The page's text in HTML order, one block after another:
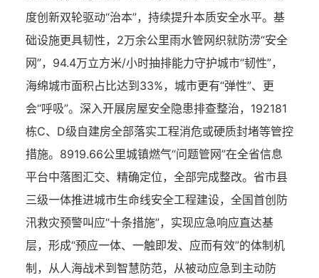
度创新双轮驱动“治本”，持续提升本质安全水平。基
础设施更具韧性，2万余公里雨水管网织就防涝“安全
网”，94.4万立方米/小时抽排能力守护城市“韧性”，
海绵城市面积占比达到33%，城市更有“弹性”、更
会“呼吸”。深入开展房屋安全隐患排查整治，192181
栋C、D级自建房全部落实工程消危或硬质封堵等管控
措施。8919.66公里城镇燃气“问题管网”在全省信息
平台中落图汇交、精确定位，全部完成整改。省市县
三级一体推进城市生命线安全工程建设，全国首创防
汛救灾预警叫应“十条措施”，实现应急响应直达基
层，形成“预应一体、一触即发、应而有效”的体制机
制，从人海战术到智慧防范，从被动应急到主动防